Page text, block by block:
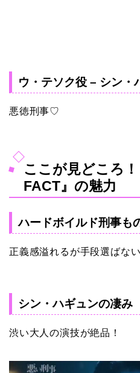
ウ・テソク役 – シン・
悪徳刑事♡
ここが見どころ
FACT』の魅力
ハードボイルド刑事も
正義感溢れるが手段選ばな
シン・ハギュンの凄み
渋い大人の演技が絶品！